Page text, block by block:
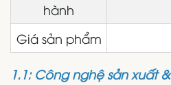
hành
Giá sản phẩm
1.1: Công nghệ sản xuất